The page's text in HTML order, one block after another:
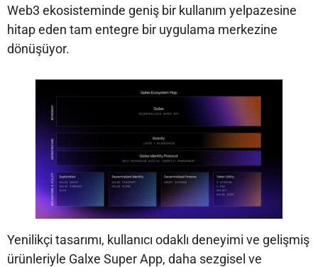
Web3 ekosisteminde geniş bir kullanım yelpazesine
hitap eden tam entegre bir uygulama merkezine
dönüşüyor.
Yenilikçi tasarımı, kullanıcı odaklı deneyimi ve gelişmiş
ürünleriyle Galxe Super App, daha sezgisel ve